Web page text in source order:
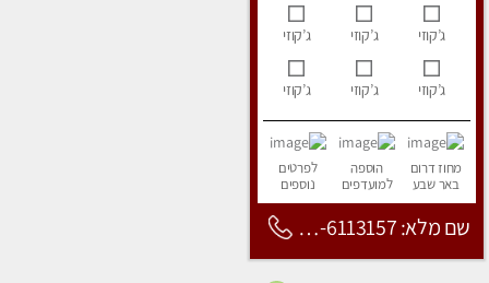
ג’קוזי ג’קוזי ג’קוזי
ג’קוזי ג’קוזי ג’קוזי
מחוז דרום
באר שבע
הוספה
למועדפים
לפרטים
נוספים
שם מלא: 053-6113157